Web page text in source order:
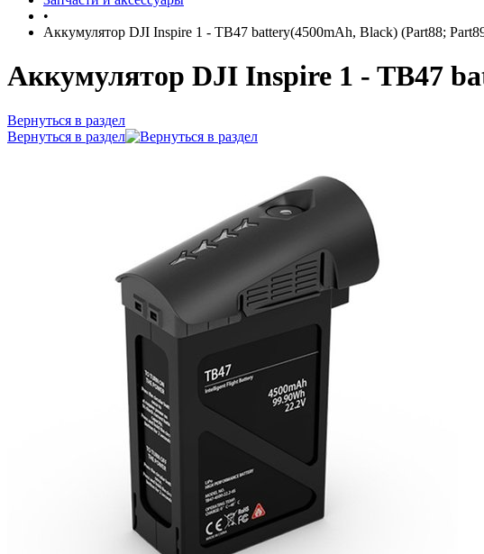
•
Аккумулятор DJI Inspire 1 - TB47 battery(4500mAh, Black) (Part88;
Аккумулятор DJI Inspire 1 - TB47
Вернуться в раздел
Вернуться в раздел